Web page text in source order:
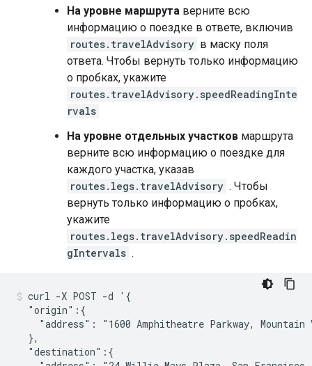
На уровне маршрута верните всю
информацию о поездке в ответе, включив
routes.travelAdvisory в маску поля
ответа. Чтобы вернуть только информацию
о пробках, укажите
routes.travelAdvisory.speedReadingInte
rvals
На уровне отдельных участков маршрута
верните всю информацию о поездке для
каждого участка, указав
routes.legs.travelAdvisory . Чтобы
вернуть только информацию о пробках,
укажите
routes.legs.travelAdvisory.speedReadin
gIntervals .
curl -X POST -d '{
  "origin":{
"address": "1600 Amphitheatre Parkway, Mountain
  },
  "destination":{